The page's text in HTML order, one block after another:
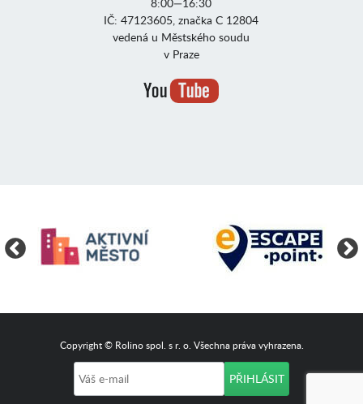
IČ: 47123605, značka C 12804
vedená u Městského soudu
v Praze
Copyright © Rolino spol. s r. o. Všechna práva vyhrazena.